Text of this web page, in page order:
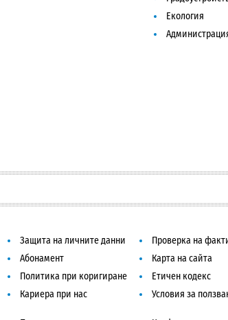
Екология
Защита на личните данни
Проверка на
Абонамент
Карта на сайта
Политика при коригиране
Етичен кодекс
Кариера при нас Условия за